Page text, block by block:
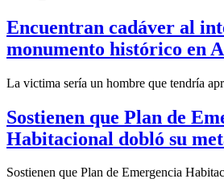
Encuentran cadáver al
monumento histórico en
La victima sería un hombre que tendría
Sostienen que Plan de
Habitacional dobló su
Sostienen que Plan de Emergencia